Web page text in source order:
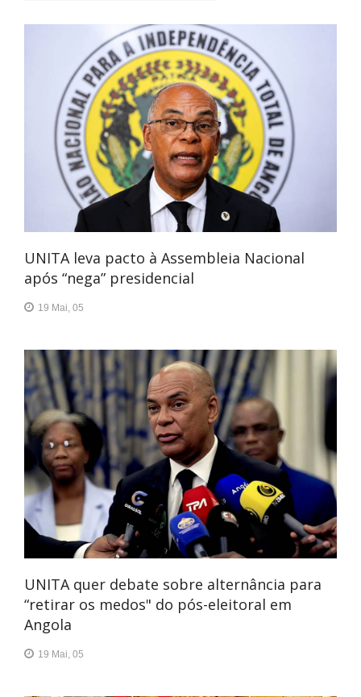
UNITA leva pacto à Assembleia Nacional
após “nega” presidencial
19 Mai, 05
UNITA quer debate sobre alternância para
“retirar os medos" do pós-eleitoral em
Angola
19 Mai, 05